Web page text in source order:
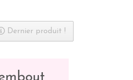
Dernier produit !